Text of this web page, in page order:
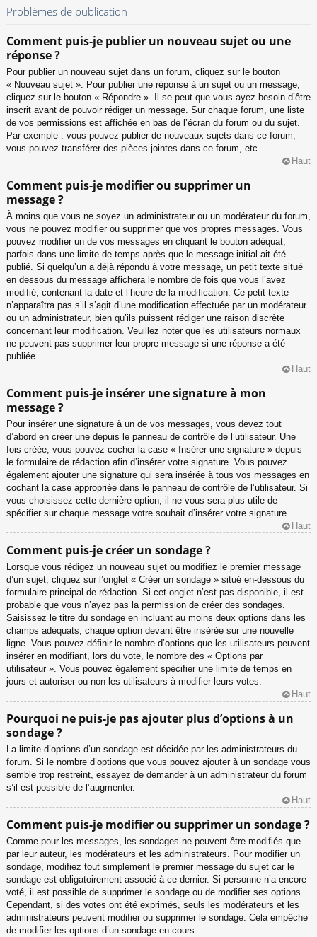
Problèmes de publication
Comment puis-je publier un nouveau sujet ou une
réponse ?
Pour publier un nouveau sujet dans un forum, cliquez sur le bouton
« Nouveau sujet ». Pour publier une réponse à un sujet ou un message,
cliquez sur le bouton « Répondre ». Il se peut que vous ayez besoin d’être
inscrit avant de pouvoir rédiger un message. Sur chaque forum, une liste
de vos permissions est affichée en bas de l’écran du forum ou du sujet.
Par exemple : vous pouvez publier de nouveaux sujets dans ce forum,
vous pouvez transférer des pièces jointes dans ce forum, etc.
Haut
Comment puis-je modifier ou supprimer un
message ?
À moins que vous ne soyez un administrateur ou un modérateur du forum,
vous ne pouvez modifier ou supprimer que vos propres messages. Vous
pouvez modifier un de vos messages en cliquant le bouton adéquat,
parfois dans une limite de temps après que le message initial ait été
publié. Si quelqu’un a déjà répondu à votre message, un petit texte situé
en dessous du message affichera le nombre de fois que vous l’avez
modifié, contenant la date et l’heure de la modification. Ce petit texte
n’apparaîtra pas s’il s’agit d’une modification effectuée par un modérateur
ou un administrateur, bien qu’ils puissent rédiger une raison discrète
concernant leur modification. Veuillez noter que les utilisateurs normaux
ne peuvent pas supprimer leur propre message si une réponse a été
publiée.
Haut
Comment puis-je insérer une signature à mon
message ?
Pour insérer une signature à un de vos messages, vous devez tout
d’abord en créer une depuis le panneau de contrôle de l’utilisateur. Une
fois créée, vous pouvez cocher la case « Insérer une signature » depuis
le formulaire de rédaction afin d’insérer votre signature. Vous pouvez
également ajouter une signature qui sera insérée à tous vos messages en
cochant la case appropriée dans le panneau de contrôle de l’utilisateur. Si
vous choisissez cette dernière option, il ne vous sera plus utile de
spécifier sur chaque message votre souhait d’insérer votre signature.
Haut
Comment puis-je créer un sondage ?
Lorsque vous rédigez un nouveau sujet ou modifiez le premier message
d’un sujet, cliquez sur l’onglet « Créer un sondage » situé en-dessous du
formulaire principal de rédaction. Si cet onglet n’est pas disponible, il est
probable que vous n’ayez pas la permission de créer des sondages.
Saisissez le titre du sondage en incluant au moins deux options dans les
champs adéquats, chaque option devant être insérée sur une nouvelle
ligne. Vous pouvez définir le nombre d’options que les utilisateurs peuvent
insérer en modifiant, lors du vote, le nombre des « Options par
utilisateur ». Vous pouvez également spécifier une limite de temps en
jours et autoriser ou non les utilisateurs à modifier leurs votes.
Haut
Pourquoi ne puis-je pas ajouter plus d’options à un
sondage ?
La limite d’options d’un sondage est décidée par les administrateurs du
forum. Si le nombre d’options que vous pouvez ajouter à un sondage vous
semble trop restreint, essayez de demander à un administrateur du forum
s’il est possible de l’augmenter.
Haut
Comment puis-je modifier ou supprimer un sondage ?
Comme pour les messages, les sondages ne peuvent être modifiés que
par leur auteur, les modérateurs et les administrateurs. Pour modifier un
sondage, modifiez tout simplement le premier message du sujet car le
sondage est obligatoirement associé à ce dernier. Si personne n’a encore
voté, il est possible de supprimer le sondage ou de modifier ses options.
Cependant, si des votes ont été exprimés, seuls les modérateurs et les
administrateurs peuvent modifier ou supprimer le sondage. Cela empêche
de modifier les options d’un sondage en cours.